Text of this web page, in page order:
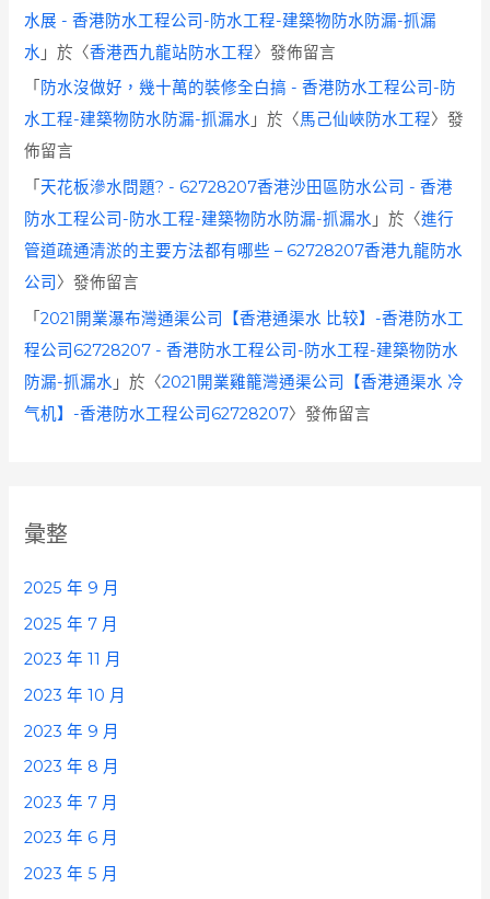
水展 - 香港防水工程公司-防水工程-建築物防水防漏-抓漏
水 」於〈香港西九龍站防水工程〉發佈留言
「 防水沒做好，幾十萬的裝修全白搞 - 香港防水工程公司-防
水工程-建築物防水防漏-抓漏水 」於〈馬己仙峽防水工程〉發
佈留言
「 天花板滲水問題? - 62728207香港沙田區防水公司 - 香港
防水工程公司-防水工程-建築物防水防漏-抓漏水 」於〈進行
管道疏通清淤的主要方法都有哪些 – 62728207香港九龍防水
公司 〉發佈留言
「2021開業瀑布灣通渠公司【香港通渠水 比较】-香港防水工
程公司62728207 - 香港防水工程公司-防水工程-建築物防水
防漏-抓漏水 」於〈2021開業雞籠灣通渠公司【香港通渠水 冷
气机】-香港防水工程公司62728207〉發佈留言
彙整
2025 年 9 月
2025 年 7 月
2023 年 11 月
2023 年 10 月
2023 年 9 月
2023 年 8 月
2023 年 7 月
2023 年 6 月
2023 年 5 月